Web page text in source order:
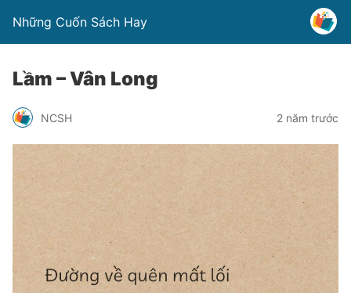
Những Cuốn Sách Hay
Lầm – Vân Long
NCSH 2 năm trước